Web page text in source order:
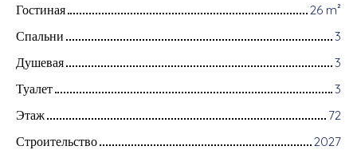
Гостиная
26 m²
Спальни
3
Душевая
3
Туалет
3
Этаж
72
Строительство
2027